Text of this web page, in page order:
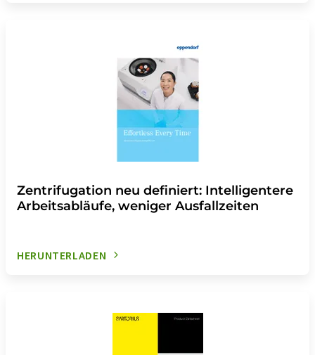
Zentrifugation neu definiert: Intelligentere
Arbeitsabläufe, weniger Ausfallzeiten
HERUNTERLADEN